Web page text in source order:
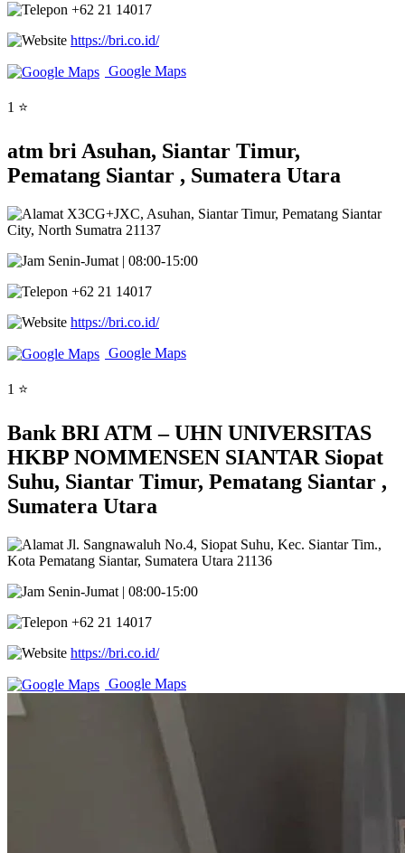
+62 21 14017
https://bri.co.id/
Google Maps
1 ⭐
atm bri Asuhan, Siantar Timur,
Pematang Siantar , Sumatera Utara
X3CG+JXC, Asuhan, Siantar Timur, Pematang Siantar
City, North Sumatra 21137
Senin-Jumat | 08:00-15:00
+62 21 14017
https://bri.co.id/
Google Maps
1 ⭐
Bank BRI ATM – UHN UNIVERSITAS
HKBP NOMMENSEN SIANTAR Siopat
Suhu, Siantar Timur, Pematang Siantar ,
Sumatera Utara
Jl. Sangnawaluh No.4, Siopat Suhu, Kec. Siantar Tim.,
Kota Pematang Siantar, Sumatera Utara 21136
Senin-Jumat | 08:00-15:00
+62 21 14017
https://bri.co.id/
Google Maps